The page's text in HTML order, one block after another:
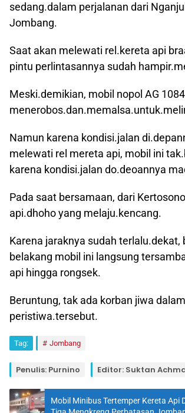
sedang.dalam perjalanan dari
Jombang.
Saat akan melewati rel.kereta api
pintu perlintasannya sudah
Meski.demikian, mobil nopol AG
Namun karena kondisi.jalan
melewati rel mereta api, mobil ini
karena kondisi.jalan do.deoannya
Pada saat bersamaan, dari
api.dhoho yang melaju.kencang.
Karena jaraknya sudah terlalu.dekat,
belakang mobil ini langsung
api hingga rongsek.
Beruntung, tak ada korban jiwa dalam
peristiwa.tersebut.
Tag: Jombang
Penulis: Purnino Editor: Suktan
Mobil Minibus Tertemper Kereta Api